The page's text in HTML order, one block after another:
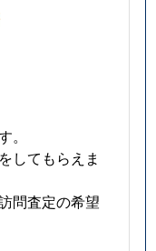
。
してもらえま
問査定の希望